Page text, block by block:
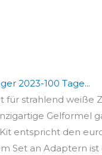
2023-100 Tage...
strahlend weiße
Gelformel
entspricht den
Set an Adaptern